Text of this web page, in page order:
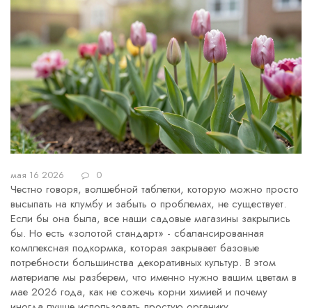
мая 16 2026 0
Честно говоря, волшебной таблетки, которую можно просто
высыпать на клумбу и забыть о проблемах, не существует.
Если бы она была, все наши садовые магазины закрылись
бы. Но есть «золотой стандарт» - сбалансированная
комплексная подкормка, которая закрывает базовые
потребности большинства декоративных культур. В этом
материале мы разберем, что именно нужно вашим цветам в
мае 2026 года, как не сожечь корни химией и почему